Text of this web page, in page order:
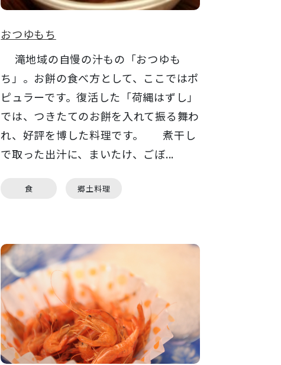
おつゆもち
滝地域の自慢の汁もの「おつゆも
ち」。お餅の食べ方として、ここではポ
ピュラーです。復活した「荷縄はずし」
では、つきたてのお餅を入れて振る舞わ
れ、好評を博した料理です。 煮干し
で取った出汁に、まいたけ、ごぼ...
食 郷土料理